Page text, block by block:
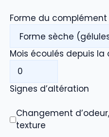
Forme du complément
Mois écoulés depuis la
Signes d’altération
Changement
texture